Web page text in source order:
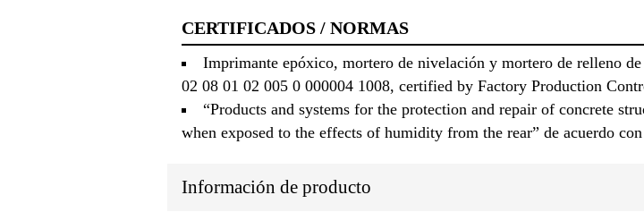
CERTIFICADOS / NORMAS
Imprimante epóxico, mortero de nivelación y mortero de relleno
02 08 01 02 005 0 000004 1008, certified by Factory Production
“Products and systems for the protection and repair of concrete
when exposed to the effects of humidity from the rear” de acuerdo
Información de producto